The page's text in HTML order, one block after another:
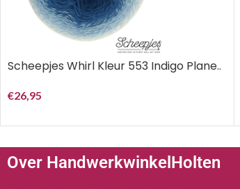
Scheepjes Whirl Kleur 553 Indigo Plane..
€26,95
Over HandwerkwinkelHolten